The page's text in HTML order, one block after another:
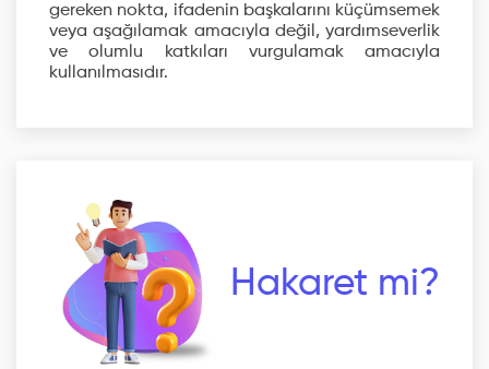
gereken nokta, ifadenin başkalarını küçümsemek
veya aşağılamak amacıyla değil, yardımseverlik
ve olumlu katkıları vurgulamak amacıyla
kullanılmasıdır.
Hakaret mi?